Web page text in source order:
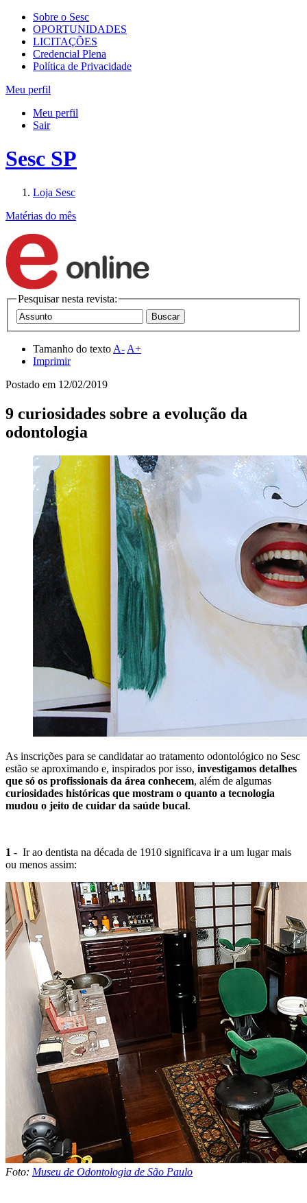
Sobre o Sesc
OPORTUNIDADES
LICITAÇÕES
Credencial Plena
Política de Privacidade
Meu perfil
Meu perfil
Sair
Sesc SP
Loja Sesc
Matérias do mês
Pesquisar nesta revista:
Tamanho do texto A- A+
Imprimir
Postado em 12/02/2019
9 curiosidades sobre a evolução da
odontologia
As inscrições para se candidatar ao tratamento odontológico no Sesc
estão se aproximando e, inspirados por isso, investigamos detalhes
que só os profissionais da área conhecem, além de algumas
curiosidades históricas que mostram o quanto a tecnologia
mudou o jeito de cuidar da saúde bucal.
1 - Ir ao dentista na década de 1910 significava ir a um lugar mais
ou menos assim:
Foto: Museu de Odontologia de São Paulo